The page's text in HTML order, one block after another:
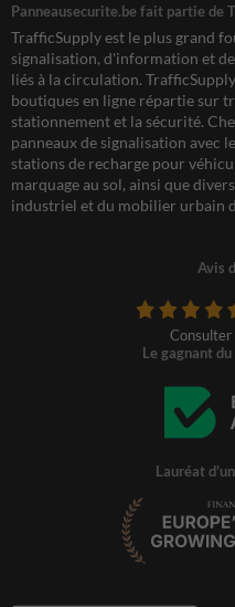
Panneausecurite.be fait partie de
TrafficSupply est le plus grand
signalisation, d'information et
liés à la circulation.
boutiques en ligne répartie sur
stationnement et la sécurité.
panneaux de signalisation avec
stations de recharge pour
marquage au sol, ainsi que
industriel et du mobilier urbain
Avis
Consulter
Le gagnant
Lauréat